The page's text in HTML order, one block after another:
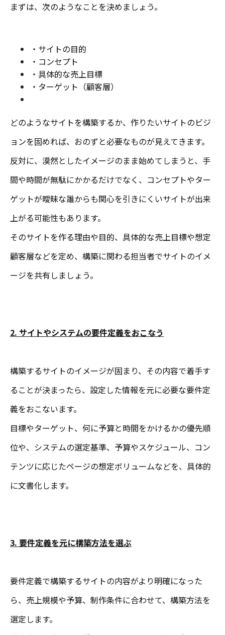
まずは、次のようなことを決めましょう。
・サイトの目的
・コンセプト
・具体的な売上目標
・ターゲット（顧客層）
どのようなサイトを構築するか、作りたいサイトのビジ
ョンを固めれば、おのずと必要なものが見えてきます。
反対に、漠然としたイメージのまま始めてしまうと、手
間や時間が無駄にかかるだけでなく、コンセプトやター
ゲットが曖昧な誰からも関心を引きにくいサイトが出来
上がる可能性もあります。
そのサイトを作る理由や目的、具体的な売上目標や想定
顧客層などを定め、構築に関わる担当者でサイトのイメ
ージを共有しましょう。
2. サイトやシステムの要件定義をおこなう
構築するサイトのイメージが固まり、その内容で着手す
ることが決まったら、設定した情報を元に必要な要件定
義をおこないます。
目標やターゲット、何に予算と時間をかけるかの優先順
位や、システムの選定基準、予算やスケジュール、コン
テンツに応じたページの想定ボリュームなどを、具体的
に文書化します。
3. 要件定義を元に構築方法を選ぶ
要件定義で構築するサイトの内容がより明確になった
ら、売上規模や予算、制作条件に合わせて、構築方法を
選定します。